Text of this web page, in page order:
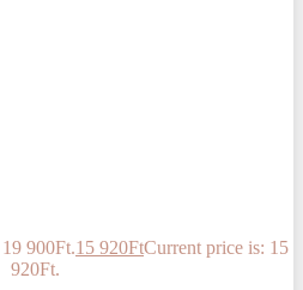
900Ft.15 920FtCurrent price is: 15
920Ft.